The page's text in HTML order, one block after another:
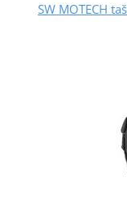
SW MOTECH